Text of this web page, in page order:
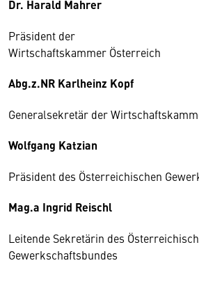
Dr. Harald Mahrer
Präsident der
Wirtschaftskammer Österreich
Abg.z.NR Karlheinz Kopf
Generalsekretär der
Wolfgang Katzian
Präsident des Österreichischen
Mag.a Ingrid Reischl
Leitende Sekretärin des
Gewerkschaftsbundes